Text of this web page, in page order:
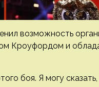
возможность
Кроуфордом и
боя. Я могу